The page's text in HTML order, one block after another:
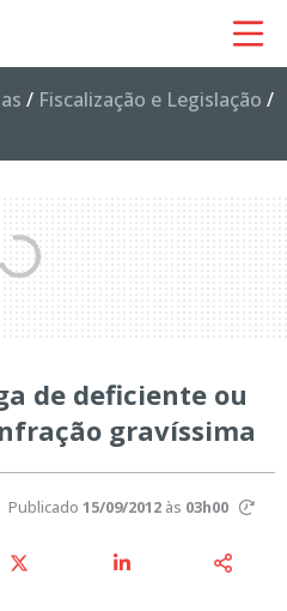
/ Fiscalização e Legislação /
de deficiente ou
gravíssima
Publicado 15/09/2012às 03h00